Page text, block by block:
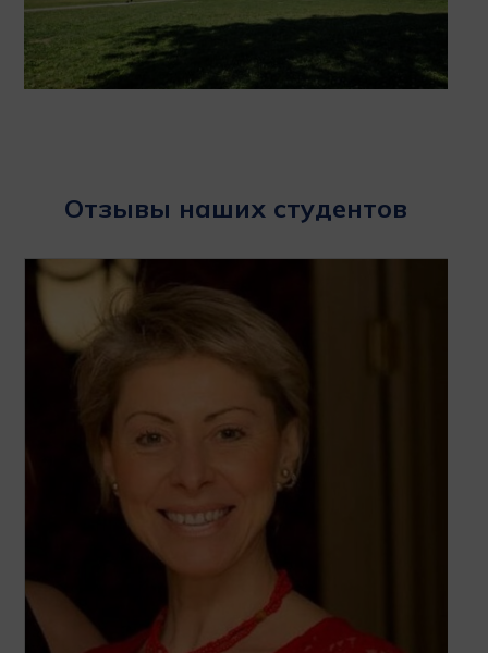
Отзывы наших студентов